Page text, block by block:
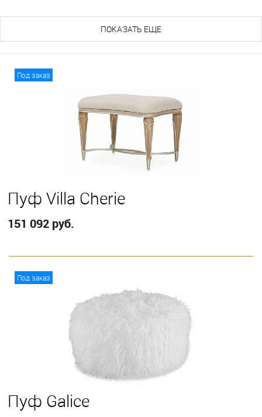
ПОКАЗАТЬ ЕЩЕ
Под заказ
Пуф Villa Cherie
151 092 руб.
Под заказ
Пуф Galice